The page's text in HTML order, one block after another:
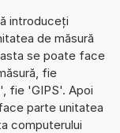
introduceți
de măsură
se poate face
fie
fie 'GIPS'. Apoi
parte unitatea
computerului